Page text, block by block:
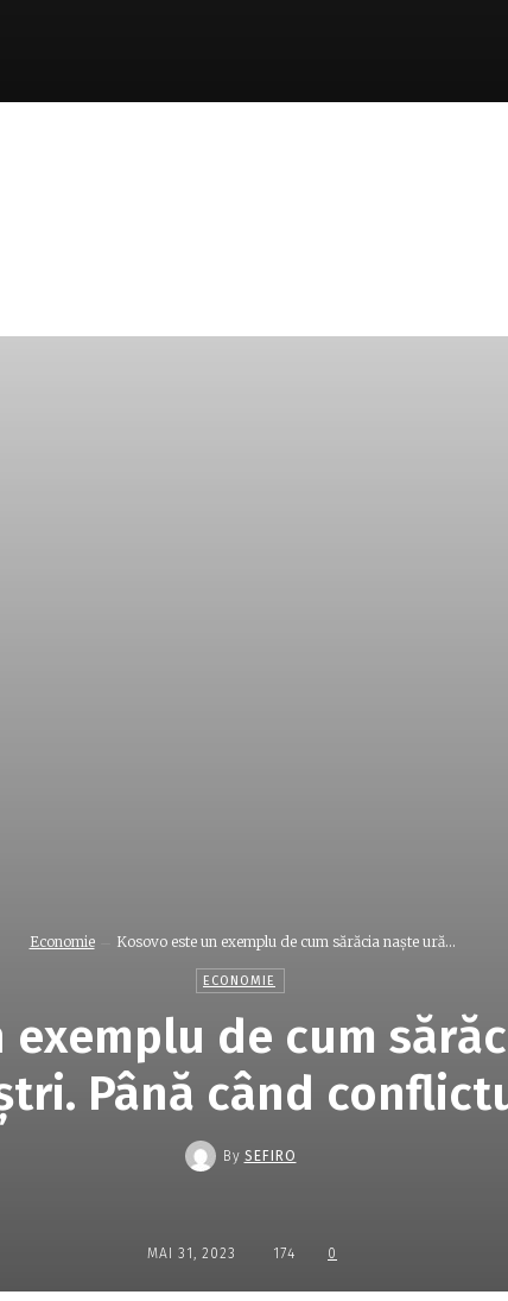
Economie Kosovo este un exemplu de cum sărăcia naşte ură...
ECONOMIE
exemplu de cum
Până când
By SEFIRO
MAI 31, 2023 174 0